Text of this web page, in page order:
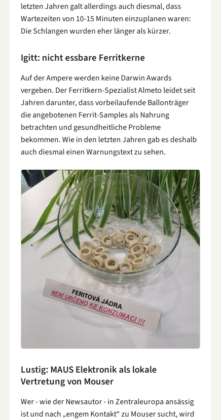
letzten Jahren galt allerdings auch diesmal, dass
Wartezeiten von 10-15 Minuten einzuplanen waren:
Die Schlangen wurden eher länger als kürzer.
Igitt: nicht essbare Ferritkerne
Auf der Ampere werden keine Darwin Awards
vergeben. Der Ferritkern-Spezialist Almeto leidet seit
Jahren darunter, dass vorbeilaufende Ballonträger
die angebotenen Ferrit-Samples als Nahrung
betrachten und gesundheitliche Probleme
bekommen. Wie in den letzten Jahren gab es deshalb
auch diesmal einen Warnungstext zu sehen.
Lustig: MAUS Elektronik als lokale
Vertretung von Mouser
Wer - wie der Newsautor - in Zentraleuropa ansässig
ist und nach „engem Kontakt“ zu Mouser sucht, wird